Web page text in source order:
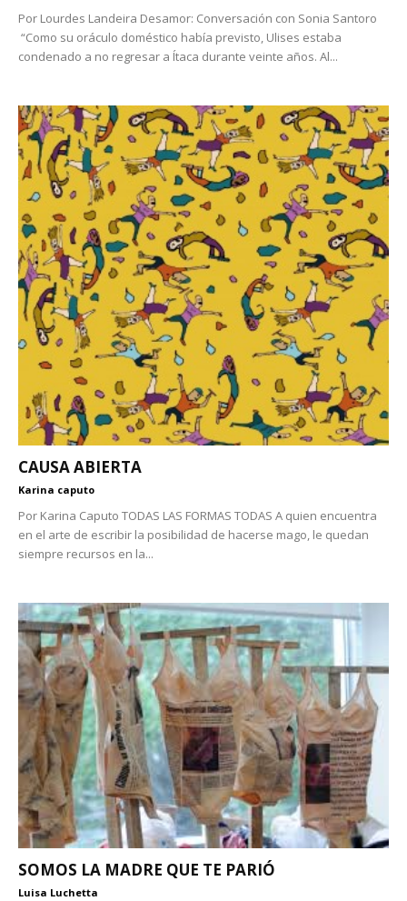
Por Lourdes Landeira Desamor: Conversación con Sonia Santoro
“Como su oráculo doméstico había previsto, Ulises estaba
condenado a no regresar a Ítaca durante veinte años. Al...
CAUSA ABIERTA
Karina caputo
Por Karina Caputo TODAS LAS FORMAS TODAS A quien encuentra
en el arte de escribir la posibilidad de hacerse mago, le quedan
siempre recursos en la...
SOMOS LA MADRE QUE TE PARIÓ
Luisa Luchetta